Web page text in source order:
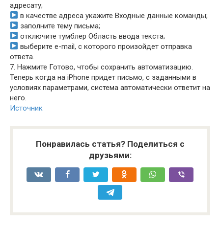
адресату;
в качестве адреса укажите Входные данные команды;
заполните тему письма;
отключите тумблер Область ввода текста;
выберите e-mail, с которого произойдет отправка
ответа.
7. Нажмите Готово, чтобы сохранить автоматизацию.
Теперь когда на iPhone придет письмо, с заданными в
условиях параметрами, система автоматически ответит на
него.
Источник
Понравилась статья? Поделиться с
друзьями: